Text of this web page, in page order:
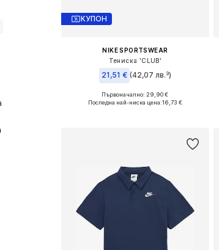
КУПОН
NIKE SPORTSWEAR
Тениска 'CLUB'
21,51 € (42,07 лв.³)
Налични размери: 147-158, 158-170
Първоначално: 29,90 €
Последна най-ниска цена:16,73 €